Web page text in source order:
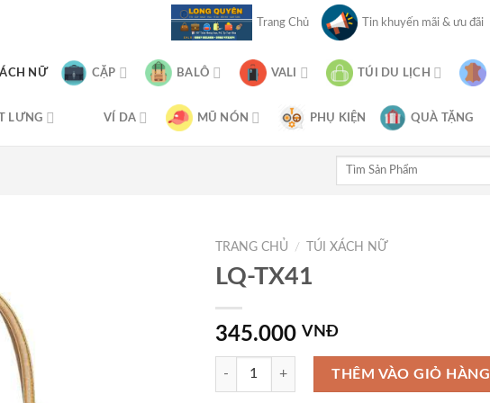
Trang Chủ Tin khuyến mãi & ưu đãi
NỮ CẶP BALÔ VALI TÚI DU LỊCH
LƯNG VÍ DA MŨ NÓN PHỤ KIỆN QUÀ TẶNG
Tìm
TRANG CHỦ / TÚI XÁCH NỮ
LQ-TX41
345.000 VNĐ
LQ-TX41 số lượng
THÊM VÀO GIỎ HÀNG